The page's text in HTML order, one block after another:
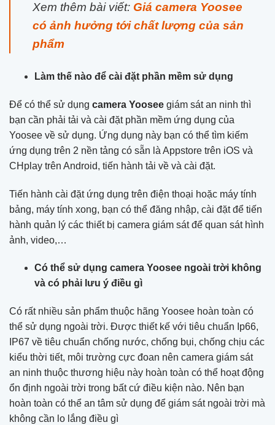
Xem thêm bài viết: Giá camera Yoosee
có ảnh hưởng tới chất lượng của sản
phẩm
Làm thế nào để cài đặt phần mềm sử dụng
Để có thể sử dụng camera Yoosee giám sát an ninh thì
bạn cần phải tải và cài đặt phần mềm ứng dụng của
Yoosee về sử dụng. Ứng dụng này bạn có thể tìm kiếm
ứng dụng trên 2 nền tảng có sẵn là Appstore trên iOS và
CHplay trên Android, tiến hành tải về và cài đặt.
Tiến hành cài đặt ứng dụng trên điện thoại hoặc máy tính
bảng, máy tính xong, bạn có thể đăng nhập, cài đặt để tiến
hành quản lý các thiết bị camera giám sát để quan sát hình
ảnh, video,…
Có thể sử dụng camera Yoosee ngoài trời không
và có phải lưu ý điều gì
Có rất nhiều sản phẩm thuộc hãng Yoosee hoàn toàn có
thể sử dụng ngoài trời. Được thiết kế với tiêu chuẩn Ip66,
IP67 về tiêu chuẩn chống nước, chống bụi, chống chịu các
kiểu thời tiết, môi trường cực đoan nên camera giám sát
an ninh thuộc thương hiệu này hoàn toàn có thể hoạt động
ổn định ngoài trời trong bất cứ điều kiện nào. Nên bạn
hoàn toàn có thể an tâm sử dụng để giám sát ngoài trời mà
không cần lo lắng điều gì